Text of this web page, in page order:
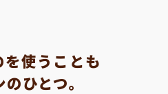
使うことも
ひとつ。